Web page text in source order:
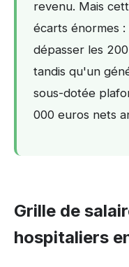
revenu. Mais
écarts énormes
dépasser les
tandis qu'un
sous-dotée
000 euros nets
Grille de
hospitaliers